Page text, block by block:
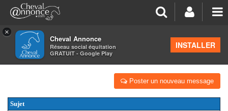
×
Cheval Annonce
Réseau social équitation
GRATUIT - Google Play
INSTALLER
LA SANTÉ - LES SOINS
Poster un nouveau message
Sujet